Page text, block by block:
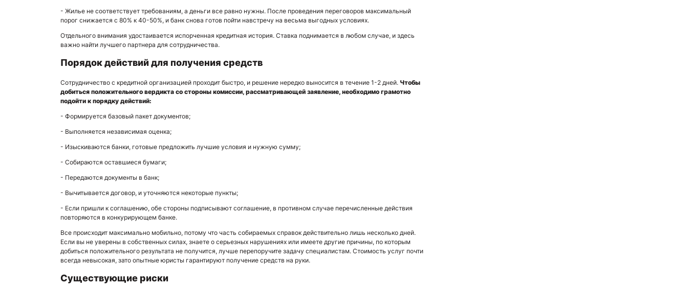
- Жилье не соответствует требованиям, а деньги все равно нужны. После проведения переговоров максимальный
порог снижается с 80% к 40-50%, и банк снова готов пойти навстречу на весьма выгодных условиях.
Отдельного внимания удостаивается испорченная кредитная история. Ставка поднимается в любом случае, и здесь
важно найти лучшего партнера для сотрудничества.
Порядок действий для получения средств
Сотрудничество с кредитной организацией проходит быстро, и решение нередко выносится в течение 1-2 дней. Чтобы
добиться положительного вердикта со стороны комиссии, рассматривающей заявление, необходимо грамотно
подойти к порядку действий:
- Формируется базовый пакет документов;
- Выполняется независимая оценка;
- Изыскиваются банки, готовые предложить лучшие условия и нужную сумму;
- Собираются оставшиеся бумаги;
- Передаются документы в банк;
- Вычитывается договор, и уточняются некоторые пункты;
- Если пришли к соглашению, обе стороны подписывают соглашение, в противном случае перечисленные действия
повторяются в конкурирующем банке.
Все происходит максимально мобильно, потому что часть собираемых справок действительно лишь несколько дней.
Если вы не уверены в собственных силах, знаете о серьезных нарушениях или имеете другие причины, по которым
добиться положительного результата не получится, лучше перепоручите задачу специалистам. Стоимость услуг почти
всегда невысокая, зато опытные юристы гарантируют получение средств на руки.
Существующие риски